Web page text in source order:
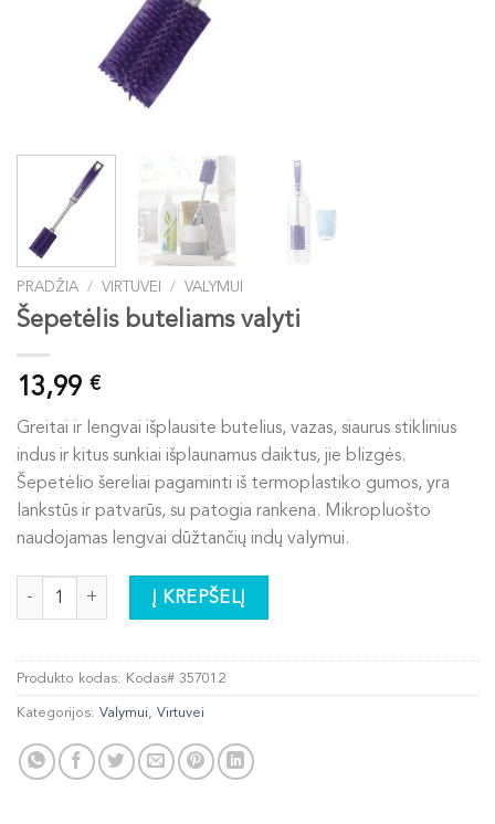
PRADŽIA / VIRTUVEI / VALYMUI
Šepetėlis buteliams valyti
13,99 €
Greitai ir lengvai išplausite butelius, vazas, siaurus stiklinius
indus ir kitus sunkiai išplaunamus daiktus, jie blizgės.
Šepetėlio šereliai pagaminti iš termoplastiko gumos, yra
lankstūs ir patvarūs, su patogia rankena. Mikropluošto
naudojamas lengvai dūžtančių indų valymui.
produkto kiekis: Šepetėlis buteliams valyti
Į KREPŠELĮ
Produkto kodas: Kodas# 357012
Kategorijos: Valymui, Virtuvei